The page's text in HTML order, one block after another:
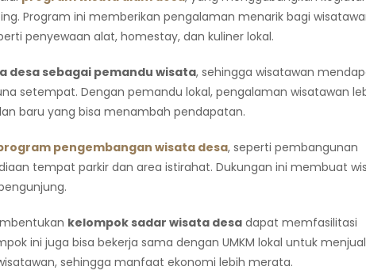
Program ini memberikan pengalaman menarik bagi
penyewaan alat, homestay, dan kuliner lokal.
desa sebagai pemandu wisata, sehingga wisatawan
setempat. Dengan pemandu lokal, pengalaman wisatawan
baru yang bisa menambah pendapatan.
pengembangan wisata desa, seperti pembangunan
tempat parkir dan area istirahat. Dukungan ini membuat
kelompok sadar wisata desa dapat memfasilitasi
ini juga bisa bekerja sama dengan UMKM lokal untuk menjual
sehingga manfaat ekonomi lebih merata.